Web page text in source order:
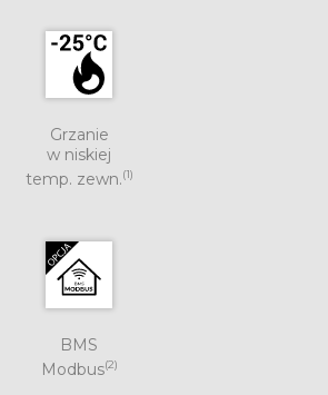
Grzanie
w niskiej
temp. zewn.(1)
BMS
Modbus(2)